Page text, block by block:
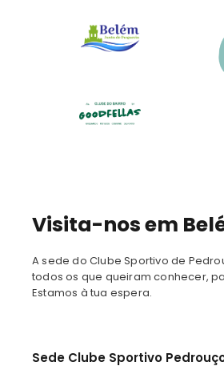
Visita-nos em
A sede do Clube Sportivo de
todos os que queiram conhecer,
Estamos à tua espera.
Sede Clube Sportivo